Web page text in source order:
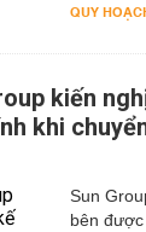
QUY
kiến
khi
Sun
bên